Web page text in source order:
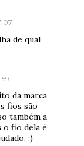
de qual
da marca
fios são
também a
o fio dela é
:)